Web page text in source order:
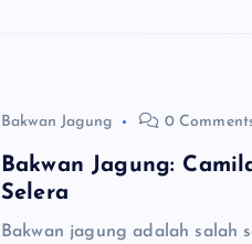
Bakwan Jagung 0
Bakwan Jagung:
Selera
Bakwan jagung adalah salah